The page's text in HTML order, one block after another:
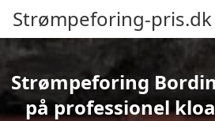
Strømpeforing-pris.dk
Strømpeforing
på professionel